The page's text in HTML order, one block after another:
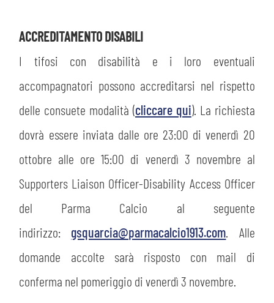
CERCA
ACCREDITAMENTO DISABILI
I tifosi con disabilità e i loro eventuali
accompagnatori possono accreditarsi nel rispetto
delle consuete modalità (cliccare qui). La richiesta
dovrà essere inviata dalle ore 23:00 di venerdì 20
ottobre alle ore 15:00 di venerdì 3 novembre al
Supporters Liaison Officer-Disability Access Officer
del Parma Calcio al seguente
indirizzo: gsquarcia@parmacalcio1913.com . Alle
domande accolte sarà risposto con mail di
conferma nel pomeriggio di venerdì 3 novembre.
sempre abilitati
abilitato